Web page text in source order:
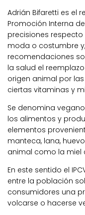
Adrián Bifaretti es el
Promoción Interna
precisiones
moda o costumbre
recomendaciones
la salud el
origen animal por
ciertas vitaminas y
Se denomina
los alimentos y
elementos
manteca, lana,
animal como la miel
En este sentido el
entre la población
consumidores una
volcarse o hacerse